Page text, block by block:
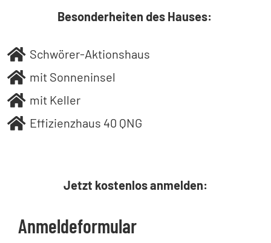
Besonderheiten des Hauses:
Schwörer-Aktionshaus
mit Sonneninsel
mit Keller
Effizienzhaus 40 QNG
Jetzt kostenlos anmelden:
Anmeldeformular